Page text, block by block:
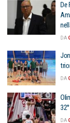
De
DA
DA
DA